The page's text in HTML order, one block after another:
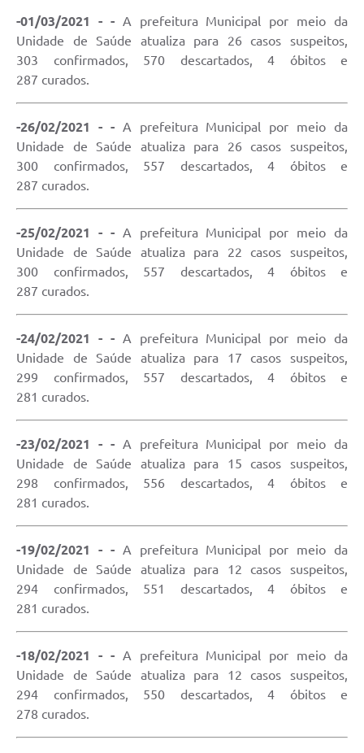
-01/03/2021 - - A prefeitura Municipal por meio da
Unidade de Saúde atualiza para 26 casos suspeitos,
303 confirmados, 570 descartados, 4 óbitos e
287 curados.
-26/02/2021 - - A prefeitura Municipal por meio da
Unidade de Saúde atualiza para 26 casos suspeitos,
300 confirmados, 557 descartados, 4 óbitos e
287 curados.
-25/02/2021 - - A prefeitura Municipal por meio da
Unidade de Saúde atualiza para 22 casos suspeitos,
300 confirmados, 557 descartados, 4 óbitos e
287 curados.
-24/02/2021 - - A prefeitura Municipal por meio da
Unidade de Saúde atualiza para 17 casos suspeitos,
299 confirmados, 557 descartados, 4 óbitos e
281 curados.
-23/02/2021 - - A prefeitura Municipal por meio da
Unidade de Saúde atualiza para 15 casos suspeitos,
298 confirmados, 556 descartados, 4 óbitos e
281 curados.
-19/02/2021 - - A prefeitura Municipal por meio da
Unidade de Saúde atualiza para 12 casos suspeitos,
294 confirmados, 551 descartados, 4 óbitos e
281 curados.
-18/02/2021 - - A prefeitura Municipal por meio da
Unidade de Saúde atualiza para 12 casos suspeitos,
294 confirmados, 550 descartados, 4 óbitos e
278 curados.